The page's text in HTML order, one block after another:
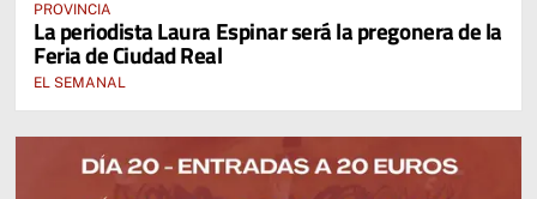
PROVINCIA
La periodista Laura Espinar será la pregonera de la
Feria de Ciudad Real
EL SEMANAL